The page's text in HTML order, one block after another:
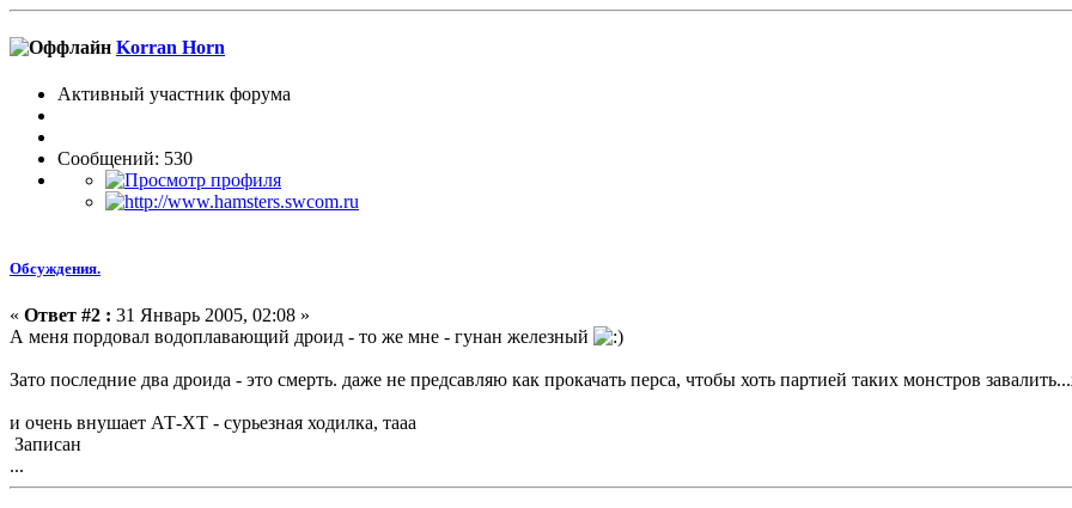
Korran Horn
Активный участник форума
Сообщений: 530
Обсуждения.
« Ответ #2 : 31 Январь 2005, 02:08 »
А меня пордовал водоплавающий дроид - то же мне - гунан железный
Зато последние два дроида - это смерть. даже не предсавляю как прокачать перса, чтобы хоть партией таких монстров
и очень внушает АТ-ХТ - сурьезная ходилка, тааа
Записан
...